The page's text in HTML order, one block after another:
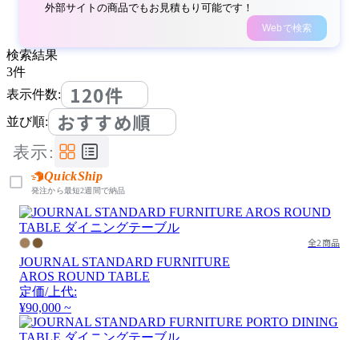
外部サイトの商品でもお見積もり可能です！
Webで検索
検索結果
3件
表示件数:
120件
並び順: おすすめ順
表示:
QuickShip
発注から最短2週間で納品
全2商品
JOURNAL STANDARD FURNITURE
AROS ROUND TABLE
定価/上代:
¥90,000 ~